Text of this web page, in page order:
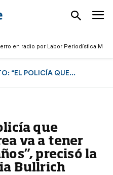
radio por Labor Periodística Masculina
“EL POLICÍA QUE...
que
va a tener
precisó la
Bullrich